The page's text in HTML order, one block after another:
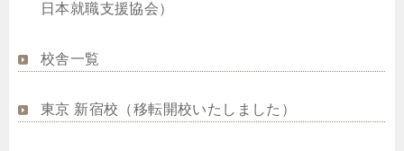
日本就職支援協会）
校舎一覧
東京 新宿校（移転開校いたしました）